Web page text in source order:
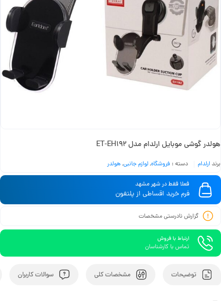
هولدر گوشی موبایل ارلدام مدل ET-EH192
برندارلدام دسته : فروشگاه,لوازم جانبی, هولدر
فعلا فقط در شهر مشهد
فرم خرید اقساطی از پلتفون
گزارش نادرستی مشخصات
ارتباط با فروش
تماس با کارشناسان
توضیحات مشخصات کلی سوالات کاربران